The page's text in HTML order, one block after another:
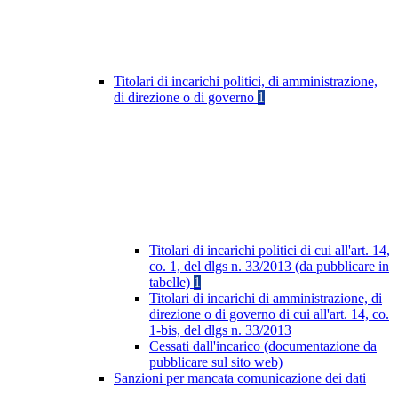
Titolari di incarichi politici, di amministrazione,
di direzione o di governo 1
Titolari di incarichi politici di cui all'art. 14,
co. 1, del dlgs n. 33/2013 (da pubblicare in
tabelle) 1
Titolari di incarichi di amministrazione, di
direzione o di governo di cui all'art. 14, co.
1-bis, del dlgs n. 33/2013
Cessati dall'incarico (documentazione da
pubblicare sul sito web)
Sanzioni per mancata comunicazione dei dati